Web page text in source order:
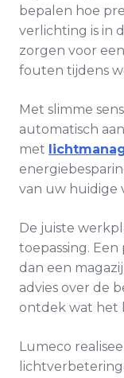
bepalen hoe
verlichting is in
zorgen voor
fouten tijdens
Met slimme
automatisch
met
van uw huidige
De juiste
toepassing.
dan een
advies over de
ontdek wat het
Lumeco